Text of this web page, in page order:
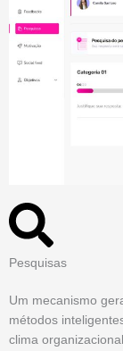
Pesquisas
Um mecanismo
métodos
clima